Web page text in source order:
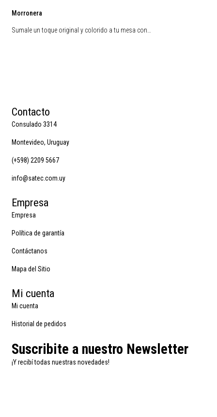
Morronera
Sumale un toque original y colorido a tu mesa con…
Contacto
Consulado 3314
Montevideo, Uruguay
(+598) 2209 5667
info@satec.com.uy
Empresa
Empresa
Política de garantía
Contáctanos
Mapa del Sitio
Mi cuenta
Mi cuenta
Historial de pedidos
Suscribite a nuestro Newsletter
¡Y recibí todas nuestras novedades!